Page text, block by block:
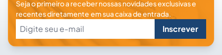
Seja o primeiro a receber nossas novidades exclusivas e
recentes diretamente em sua caixa de entrada.
Inscrever